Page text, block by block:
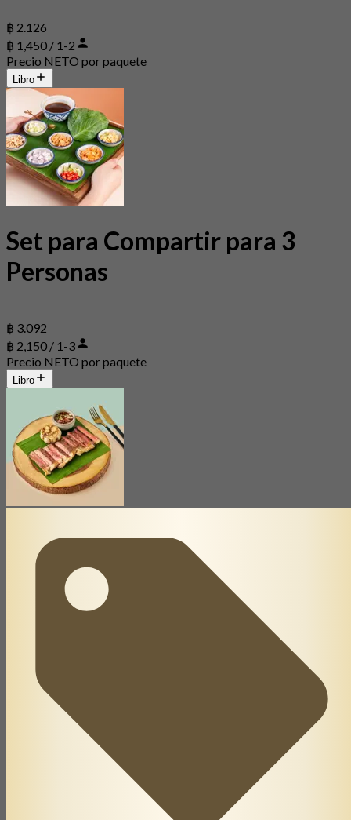
฿ 2.126
฿ 1,450 / 1-2
Precio NETO por paquete
Libro
Set para Compartir para 3
Personas
฿ 3.092
฿ 2,150 / 1-3
Precio NETO por paquete
Libro